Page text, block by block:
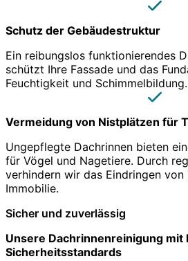
Schutz der Gebäudestruktur
Ein reibungslos funktionierendes
schützt Ihre Fassade und das
Feuchtigkeit und Schimmelbildung.
Vermeidung von Nistplätzen für
Ungepflegte Dachrinnen bieten
für Vögel und Nagetiere. Durch
verhindern wir das Eindringen von
Immobilie.
Sicher und zuverlässig
Unsere Dachrinnenreinigung mit
Sicherheitsstandards